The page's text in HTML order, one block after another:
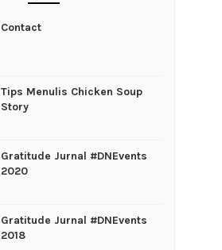
Contact
Tips Menulis Chicken Soup
Story
Gratitude Jurnal #DNEvents
2020
Gratitude Jurnal #DNEvents
2018